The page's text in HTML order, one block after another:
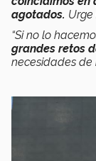
agotados.
“Si no lo
grandes retos
necesidades de